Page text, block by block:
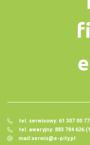
tel. serwisowy: 61 307 00
tel. awaryjny: 883 784 626
mail:serwis@e-pity.pl